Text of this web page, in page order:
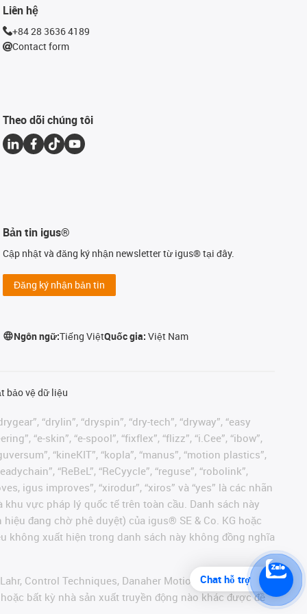
Liên hệ
+84 28 3636 4189
Contact form
Theo dõi chúng tôi
Bản tin igus®
Cập nhật và đăng ký nhận newsletter từ igus® tại đây.
Đăng ký nhận bản tin
Ngôn ngữ:Tiếng ViệtQuốc gia:Việt Nam
bảo vệ dữ liệu
“drylin”, “dryspin”, “dry-tech”, “dryway”, “easy
“e-skin”, “e-spool”, “fixflex”, “flizz”, “i.Cee”, “ibow”,
“kineKIT”, “kopla”, “manus”, “motion plastics”,
“ReBeL”, “ReCyycle”, “reguse”, “robolink”,
igus improves”, “xirodur”, “xiros” và “yes” là các nhãn
vực pháp lý quốc tế trên toàn cầu. Danh sách này
đang chờ phê duyệt) của igus® SE & Co. KG hoặc
không xuất hiện trong danh sách này không đồng nghĩa
Control Techniques, Danaher Motion, ELAU, FAGOR,
hoặc bất kỳ nhà sản xuất truyền động nào khác được đề
Chat hỗ trợ